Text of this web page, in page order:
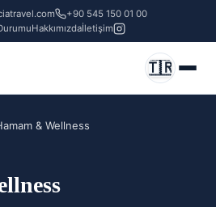
+90 545 150 01 00
Hakkımızdaİletişim
🇹🇷
& Wellness